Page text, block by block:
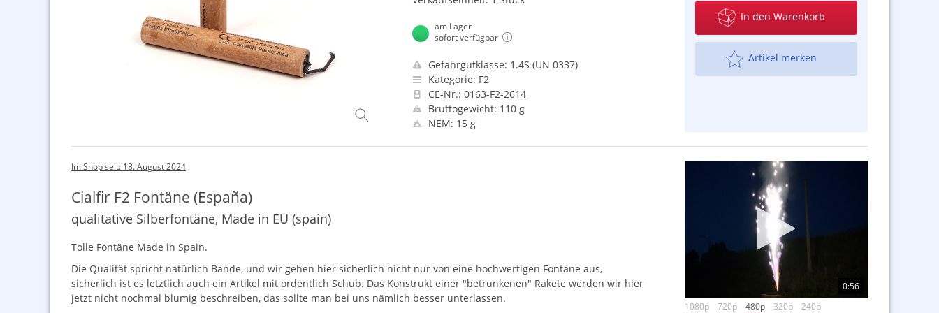
am Lager
sofort verfügbar
Gefahrgutklasse: 1.4S (UN 0337)
Kategorie: F2
CE-Nr.: 0163-F2-2614
Bruttogewicht: 110 g
NEM: 15 g
In den Warenkorb
Artikel merken
Im Shop seit: 18. August 2024
Cialfir F2 Fontäne (España)
qualitative Silberfontäne, Made in EU (spain)
Tolle Fontäne Made in Spain.
Die Qualität spricht natürlich Bände, und wir gehen hier sicherlich nicht nur von eine hochwertigen Fontäne aus,
sicherlich ist es letztlich auch ein Artikel mit ordentlich Schub. Das Konstrukt einer "betrunkenen" Rakete werden wir hier
jetzt nicht nochmal blumig beschreiben, das sollte man bei uns nämlich besser unterlassen.
0:56
1080p
720p 480p 320p
240p